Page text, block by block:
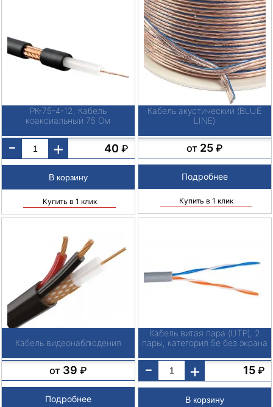
РК-75-4-12, Кабель
коаксиальный 75 Ом
- + 40 ₽
Купить в 1 клик
Кабель акустический (BLUE
LINE)
от 25 ₽
Подробнее
Купить в 1 клик
Кабель видеонаблюдения
от 39 ₽
Подробнее
Кабель витая пара (UTP), 2
пары, категория 5е без экрана
- + 15 ₽